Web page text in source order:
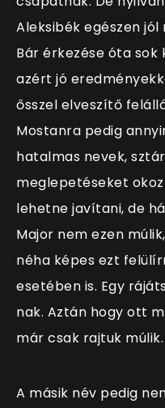
Aleksibék egészen
Bár érkezése óta
azért jó
ősszel elveszítő
Mostanra pedig
hatalmas nevek,
meglepetéseket
lehetne javítani, de
Major nem ezen
néha képes ezt
esetében is. Egy
nak. Aztán hogy ott
már csak rajtuk múlik.
A másik név pedig